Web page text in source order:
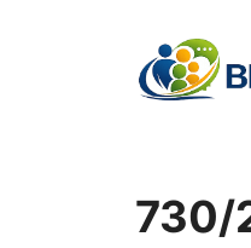
730/